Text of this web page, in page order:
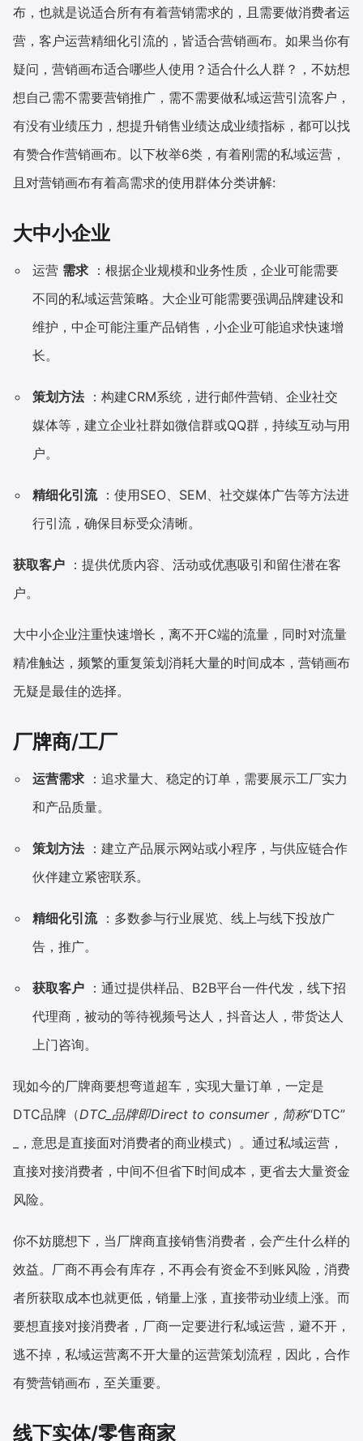
布，也就是说适合所有有着营销需求的，且需要做消费者运
营，客户运营精细化引流的，皆适合营销画布。如果当你有
疑问，营销画布适合哪些人使用？适合什么人群？，不妨想
想自己需不需要营销推广，需不需要做私域运营引流客户，
有没有业绩压力，想提升销售业绩达成业绩指标，都可以找
有赞合作营销画布。以下枚举6类，有着刚需的私域运营，
且对营销画布有着高需求的使用群体分类讲解:
大中小企业
运营 需求 ：根据企业规模和业务性质，企业可能需要
不同的私域运营策略。大企业可能需要强调品牌建设和
维护，中企可能注重产品销售，小企业可能追求快速增
长。
策划方法：构建CRM系统，进行邮件营销、企业社交
媒体等，建立企业社群如微信群或QQ群，持续互动与用
户。
精细化引流：使用SEO、SEM、社交媒体广告等方法进
行引流，确保目标受众清晰。
获取客户 ：提供优质内容、活动或优惠吸引和留住潜在客
户。
大中小企业注重快速增长，离不开C端的流量，同时对流量
精准触达，频繁的重复策划消耗大量的时间成本，营销画布
无疑是最佳的选择。
厂牌商/工厂
运营需求 ：追求量大、稳定的订单，需要展示工厂实力
和产品质量。
策划方法：建立产品展示网站或小程序，与供应链合作
伙伴建立紧密联系。
精细化引流：多数参与行业展览、线上与线下投放广
告，推广。
获取客户 ：通过提供样品、B2B平台一件代发，线下招
代理商，被动的等待视频号达人，抖音达人，带货达人
上门咨询。
现如今的厂牌商要想弯道超车，实现大量订单，一定是
DTC品牌（DTC_品牌即Direct to consumer，简称“DTC”
_，意思是直接面对消费者的商业模式）。通过私域运营，
直接对接消费者，中间不但省下时间成本，更省去大量资金
风险。
你不妨臆想下，当厂牌商直接销售消费者，会产生什么样的
效益。厂商不再会有库存，不再会有资金不到账风险，消费
者所获取成本也就更低，销量上涨，直接带动业绩上涨。而
要想直接对接消费者，厂商一定要进行私域运营，避不开，
逃不掉，私域运营离不开大量的运营策划流程，因此，合作
有赞营销画布，至关重要。
线下实体/零售商家